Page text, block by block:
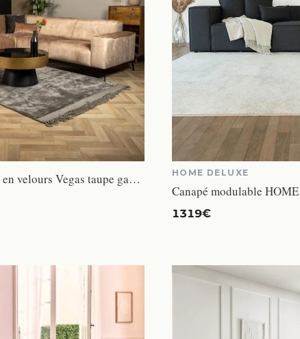
Livin24 Canapé d'angle en velours Vegas taupe gauche/droit HOME DELUXE
1319€